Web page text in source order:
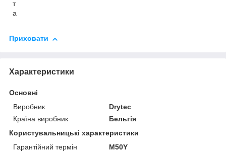
т
а
Приховати
Характеристики
Основні
Виробник
Drytec
Країна виробник
Бельгія
Користувальницькі характеристики
Гарантійний термін
M50Y